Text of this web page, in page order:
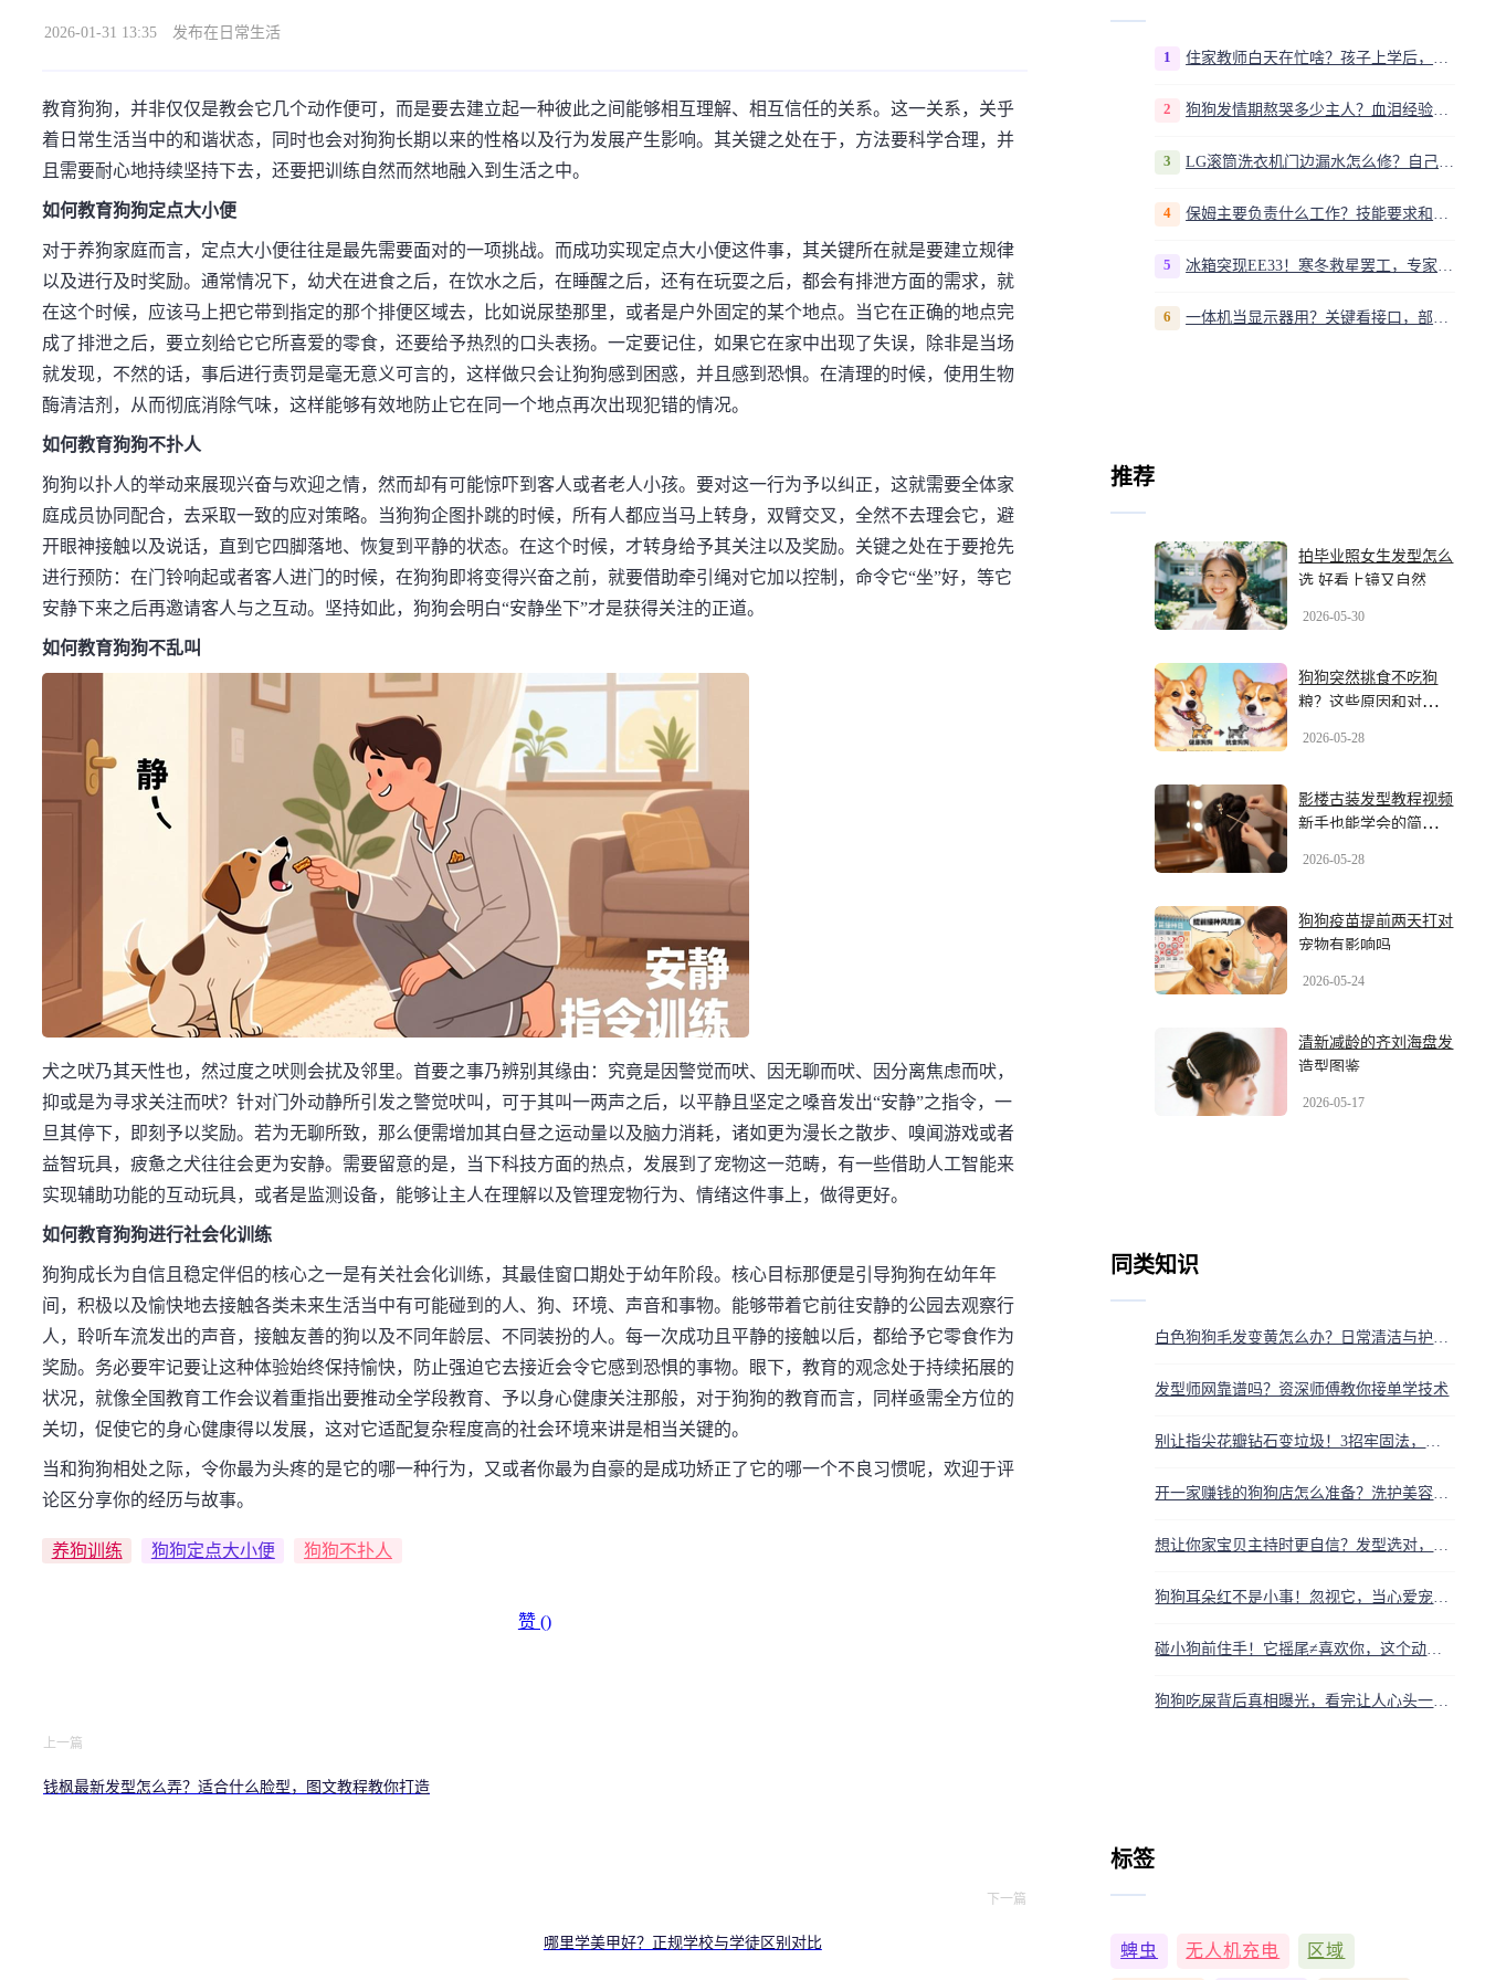
2026-01-31 13:35 发布在日常生活
教育狗狗，并非仅仅是教会它几个动作便可，而是要去建立起一种彼此之间能够相互理解、相互信任的关系。这一关系，关乎
着日常生活当中的和谐状态，同时也会对狗狗长期以来的性格以及行为发展产生影响。其关键之处在于，方法要科学合理，并
且需要耐心地持续坚持下去，还要把训练自然而然地融入到生活之中。
如何教育狗狗定点大小便
对于养狗家庭而言，定点大小便往往是最先需要面对的一项挑战。而成功实现定点大小便这件事，其关键所在就是要建立规律
以及进行及时奖励。通常情况下，幼犬在进食之后，在饮水之后，在睡醒之后，还有在玩耍之后，都会有排泄方面的需求，就
在这个时候，应该马上把它带到指定的那个排便区域去，比如说尿垫那里，或者是户外固定的某个地点。当它在正确的地点完
成了排泄之后，要立刻给它它所喜爱的零食，还要给予热烈的口头表扬。一定要记住，如果它在家中出现了失误，除非是当场
就发现，不然的话，事后进行责罚是毫无意义可言的，这样做只会让狗狗感到困惑，并且感到恐惧。在清理的时候，使用生物
酶清洁剂，从而彻底消除气味，这样能够有效地防止它在同一个地点再次出现犯错的情况。
如何教育狗狗不扑人
狗狗以扑人的举动来展现兴奋与欢迎之情，然而却有可能惊吓到客人或者老人小孩。要对这一行为予以纠正，这就需要全体家
庭成员协同配合，去采取一致的应对策略。当狗狗企图扑跳的时候，所有人都应当马上转身，双臂交叉，全然不去理会它，避
开眼神接触以及说话，直到它四脚落地、恢复到平静的状态。在这个时候，才转身给予其关注以及奖励。关键之处在于要抢先
进行预防：在门铃响起或者客人进门的时候，在狗狗即将变得兴奋之前，就要借助牵引绳对它加以控制，命令它“坐”好，等它
安静下来之后再邀请客人与之互动。坚持如此，狗狗会明白“安静坐下”才是获得关注的正道。
如何教育狗狗不乱叫
犬之吠乃其天性也，然过度之吠则会扰及邻里。首要之事乃辨别其缘由：究竟是因警觉而吠、因无聊而吠、因分离焦虑而吠，
抑或是为寻求关注而吠？针对门外动静所引发之警觉吠叫，可于其叫一两声之后，以平静且坚定之嗓音发出“安静”之指令，一
旦其停下，即刻予以奖励。若为无聊所致，那么便需增加其白昼之运动量以及脑力消耗，诸如更为漫长之散步、嗅闻游戏或者
益智玩具，疲惫之犬往往会更为安静。需要留意的是，当下科技方面的热点，发展到了宠物这一范畴，有一些借助人工智能来
实现辅助功能的互动玩具，或者是监测设备，能够让主人在理解以及管理宠物行为、情绪这件事上，做得更好。
如何教育狗狗进行社会化训练
狗狗成长为自信且稳定伴侣的核心之一是有关社会化训练，其最佳窗口期处于幼年阶段。核心目标那便是引导狗狗在幼年年
间，积极以及愉快地去接触各类未来生活当中有可能碰到的人、狗、环境、声音和事物。能够带着它前往安静的公园去观察行
人，聆听车流发出的声音，接触友善的狗以及不同年龄层、不同装扮的人。每一次成功且平静的接触以后，都给予它零食作为
奖励。务必要牢记要让这种体验始终保持愉快，防止强迫它去接近会令它感到恐惧的事物。眼下，教育的观念处于持续拓展的
状况，就像全国教育工作会议着重指出要推动全学段教育、予以身心健康关注那般，对于狗狗的教育而言，同样亟需全方位的
关切，促使它的身心健康得以发展，这对它适配复杂程度高的社会环境来讲是相当关键的。
当和狗狗相处之际，令你最为头疼的是它的哪一种行为，又或者你最为自豪的是成功矫正了它的哪一个不良习惯呢，欢迎于评
论区分享你的经历与故事。
养狗训练 狗狗定点大小便 狗狗不扑人
赞 ()
上一篇
钱枫最新发型怎么弄？适合什么脸型，图文教程教你打造
下一篇
哪里学美甲好？正规学校与学徒区别对比
1 住家教师白天在忙啥？孩子上学后，我是家庭运营官
2 狗狗发情期熬哭多少主人？血泪经验告诉你，这20多天到底该怎么熬
3 LG滚筒洗衣机门边漏水怎么修？自己动手换密封圈教程视频
4 保姆主要负责什么工作？技能要求和职责解析
5 冰箱突现EE33！寒冬救星罢工，专家揭秘竟是无解故障？
6 一体机当显示器用？关键看接口，部分型号支持
推荐
拍毕业照女生发型怎么
选 好看上镜又自然
2026-05-30
狗狗突然挑食不吃狗
粮？这些原因和对策你
2026-05-28
影楼古装发型教程视频
新手也能学会的简单盘
2026-05-28
狗狗疫苗提前两天打对
宠物有影响吗
2026-05-24
清新减龄的齐刘海盘发
造型图鉴
2026-05-17
同类知识
发型师网靠谱吗？资深师傅教你接单学技术
标签
蜱虫 无人机充电 区域